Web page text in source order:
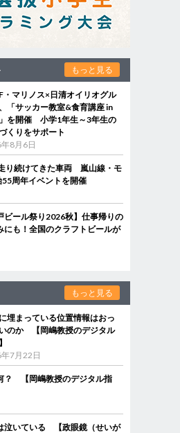
もっと見る
・マリノス×日清オイリオグル
「サッカー教室&食育講座 in
を開催 小学1年生～3年生の
くりをサポート
8月6日
り続けてきた車両 嵐山線・モ
周年イベントを開催
ビール祭り2026秋】仕事帰りの
にも！全国のクラフトビールが
もっと見る
埋まっている位置情報はおっ
のか 【岡嶋教授のデジタル
7月22日
？ 【岡嶋教授のデジタル指
泣いている 【政眼鏡（せいが